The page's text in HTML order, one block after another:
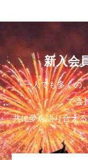
新入会
「一人でも多くの
で会
共に夢を語り合え